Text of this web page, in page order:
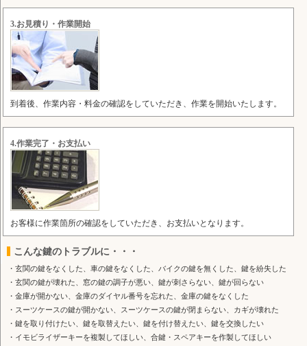
3.お見積り・作業開始
到着後、作業内容・料金の確認をしていただき、作業を開始いたします。
4.作業完了・お支払い
お客様に作業箇所の確認をしていただき、お支払いとなります。
こんな鍵のトラブルに・・・
・玄関の鍵をなくした、車の鍵をなくした、バイクの鍵を無くした、鍵を紛失した
・玄関の鍵が壊れた、窓の鍵の調子が悪い、鍵が刺さらない、鍵が回らない
・金庫が開かない、金庫のダイヤル番号を忘れた、金庫の鍵をなくした
・スーツケースの鍵が開かない、スーツケースの鍵が閉まらない、カギが壊れた
・鍵を取り付けたい、鍵を取替えたい、鍵を付け替えたい、鍵を交換したい
・イモビライザーキーを複製してほしい、合鍵・スペアキーを作製してほしい